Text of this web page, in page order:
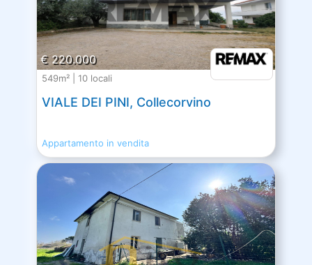
€ 220.000
549m² | 10 locali
VIALE DEI PINI, Collecorvino
Appartamento in vendita